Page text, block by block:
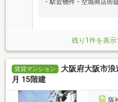
・駅近物件・空堀商店街
残り1件を表示
賃貸マンション
大阪府大阪市
月 15階建
阪